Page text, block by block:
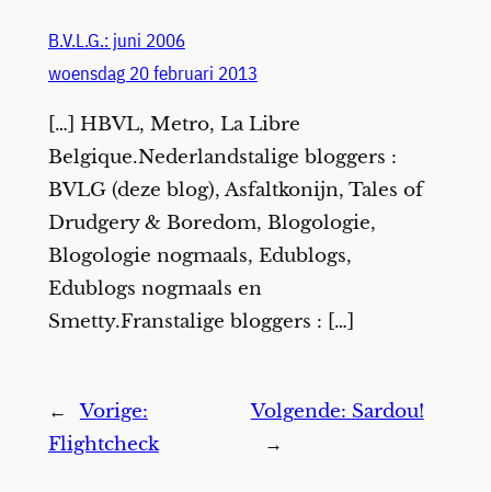
B.V.L.G.: juni 2006
woensdag 20 februari 2013
[…] HBVL, Metro, La Libre
Belgique.Nederlandstalige bloggers :
BVLG (deze blog), Asfaltkonijn, Tales of
Drudgery & Boredom, Blogologie,
Blogologie nogmaals, Edublogs,
Edublogs nogmaals en
Smetty.Franstalige bloggers : […]
←
Vorige:
Flightcheck
Volgende: Sardou!
→